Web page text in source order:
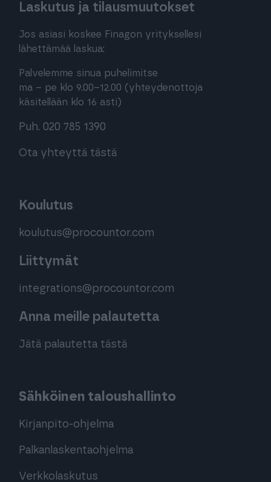
Laskutus ja tilausmuutokset
Jos asiasi koskee Finagon yrityksellesi
lähettämää laskua:
Palvelemme sinua puhelimitse
ma – pe klo 9.00–12.00 (yhteydenottoja
käsitellään klo 16 asti)
Puh. 020 785 1390
Ota yhteyttä tästä
Koulutus
koulutus@procountor.com
Liittymät
integrations@procountor.com
Anna meille palautetta
Jätä palautetta tästä
Sähköinen taloushallinto
Kirjanpito-ohjelma
Palkanlaskentaohjelma
Verkkolaskutus